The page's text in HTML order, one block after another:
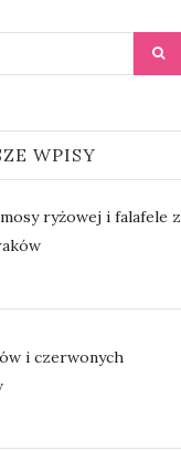
WPISY
ryżowej i falafele z
i czerwonych